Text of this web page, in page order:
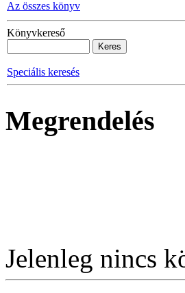
Az összes könyv
Könyvkereső
Speciális keresés
Megrendelés
Jelenleg nincs